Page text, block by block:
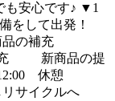
も安心です♪ ▼1
をして出発！
品の補充
充 新商品の提
12:00 休憩
サイクルへ